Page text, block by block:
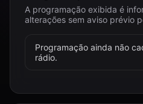
A programação exibida é
alterações sem aviso prévio
Programação ainda não
rádio.